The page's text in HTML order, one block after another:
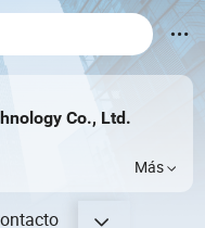
Co., Ltd.
Más